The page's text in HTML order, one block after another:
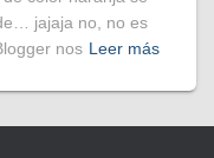
jajaja no, no es
nos Leer más